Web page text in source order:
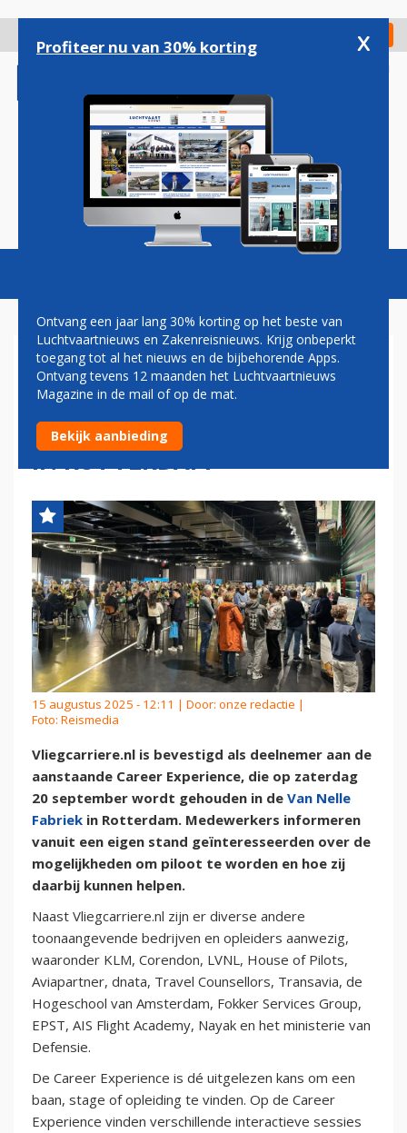
gaan
Check in
Magazine Podcasts Vacatures
VLIEGCARRIERE.NL
BEVESTIGD ALS DEELNEMER
AAN DE CAREER EXPERIENCE
IN ROTTERDAM
15 augustus 2025 - 12:11 | Door: onze redactie |
Foto: Reismedia
Vliegcarriere.nl is bevestigd als deelnemer aan de
aanstaande Career Experience, die op zaterdag
20 september wordt gehouden in de Van Nelle
Fabriek in Rotterdam. Medewerkers informeren
vanuit een eigen stand geïnteresseerden over de
mogelijkheden om piloot te worden en hoe zij
daarbij kunnen helpen.
Naast Vliegcarriere.nl zijn er diverse andere
toonaangevende bedrijven en opleiders aanwezig,
waaronder KLM, Corendon, LVNL, House of Pilots,
Aviapartner, dnata, Travel Counsellors, Transavia, de
Hogeschool van Amsterdam, Fokker Services Group,
EPST, AIS Flight Academy, Nayak en het ministerie van
Defensie.
De Career Experience is dé uitgelezen kans om een
baan, stage of opleiding te vinden. Op de Career
Experience vinden verschillende interactieve sessies
Profiteer nu van 30% korting x
Ontvang een jaar lang 30% korting op het beste van
Luchtvaartnieuws en Zakenreisnieuws. Krijg onbeperkt
toegang tot al het nieuws en de bijbehorende Apps.
Ontvang tevens 12 maanden het Luchtvaartnieuws
Magazine in de mail of op de mat.
Bekijk aanbieding